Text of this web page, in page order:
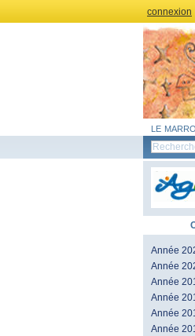
connexion
le
Année
Année
Année
Année
Année
Année